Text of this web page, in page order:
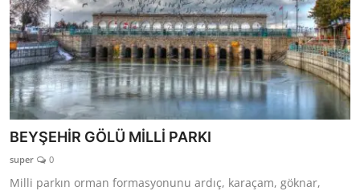
BEYŞEHİR GÖLÜ MİLLİ PARKI
super 0
Milli parkın orman formasyonunu ardıç, karaçam, göknar,